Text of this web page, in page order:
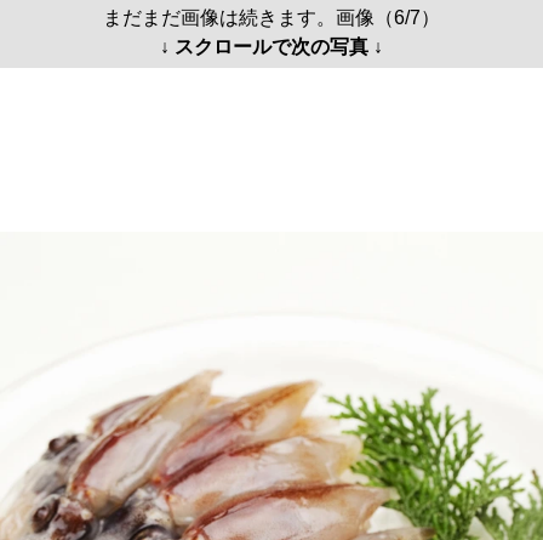
まだまだ画像は続きます。画像（6/7）
↓ スクロールで次の写真 ↓